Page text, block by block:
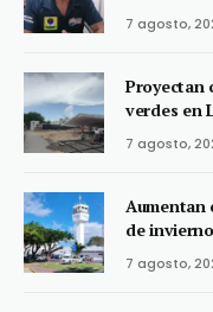
7 agosto,
Proyectan
verdes en
7 agosto,
Aumentan
de
7 agosto,